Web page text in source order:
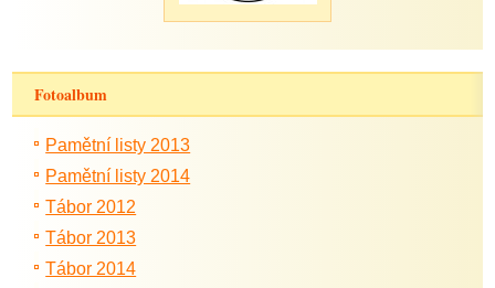
Fotoalbum
Pamětní listy 2013
Pamětní listy 2014
Tábor 2012
Tábor 2013
Tábor 2014